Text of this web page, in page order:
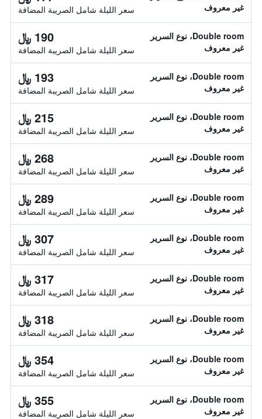
غير معروف
سعر الليلة شامل الصريبة المضافة
Double room، نوع السرير
غير معروف
190 ﷼
سعر الليلة شامل الصريبة المضافة
Double room، نوع السرير
غير معروف
193 ﷼
سعر الليلة شامل الصريبة المضافة
Double room، نوع السرير
غير معروف
215 ﷼
سعر الليلة شامل الصريبة المضافة
Double room، نوع السرير
غير معروف
268 ﷼
سعر الليلة شامل الصريبة المضافة
Double room، نوع السرير
غير معروف
289 ﷼
سعر الليلة شامل الصريبة المضافة
Double room، نوع السرير
غير معروف
307 ﷼
سعر الليلة شامل الصريبة المضافة
Double room، نوع السرير
غير معروف
317 ﷼
سعر الليلة شامل الصريبة المضافة
Double room، نوع السرير
غير معروف
318 ﷼
سعر الليلة شامل الصريبة المضافة
Double room، نوع السرير
غير معروف
354 ﷼
سعر الليلة شامل الصريبة المضافة
Double room، نوع السرير
غير معروف
355 ﷼
سعر الليلة شامل الصريبة المضافة